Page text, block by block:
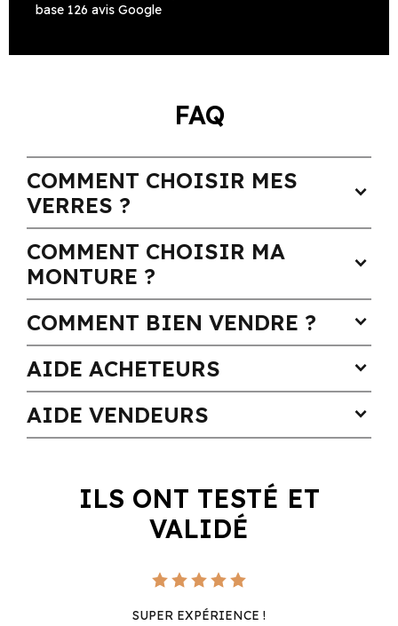
base 126 avis Google
FAQ
COMMENT CHOISIR MES
VERRES ?
expand_more
COMMENT CHOISIR MA
MONTURE ?
expand_more
COMMENT BIEN VENDRE ? expand_more
AIDE ACHETEURS expand_more
AIDE VENDEURS expand_more
ILS ONT TESTÉ ET
VALIDÉ
SUPER EXPÉRIENCE !